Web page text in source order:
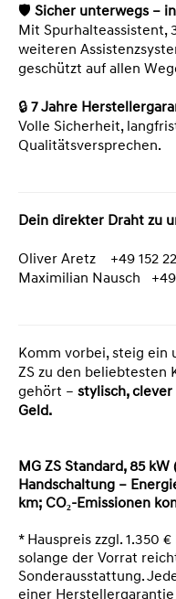
🛡️ Sicher unterwegs –
Mit Spurhalteassistent,
weiteren
geschützt auf allen
🔒 7 Jahre
Volle Sicherheit,
Qualitätsversprechen.
Dein direkter Draht zu
Oliver Aretz +49 152
Maximilian Nausch +49
Komm vorbei, steig ein
ZS zu den beliebtesten
gehört – stylisch,
Geld.
MG ZS Standard, 85 kW
Handschaltung –
km; CO₂-Emissionen
* Hauspreis zzgl. 1.350
solange der Vorrat
Sonderausstattung.
einer